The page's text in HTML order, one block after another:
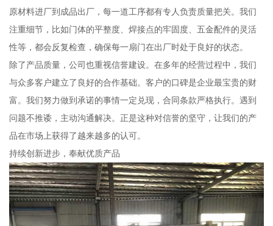
原材料进厂到成品出厂，每一道工序都有专人负责质量把关。我们
注重细节，比如门体的平整度、焊接点的牢固度、五金配件的灵活
性等，都会反复检查，确保每一扇门在出厂时处于良好的状态。
除了产品质量，公司也重视信誉建设。在多年的经营过程中，我们
与众多客户建立了良好的合作基础。客户的口碑是企业最宝贵的财
富。我们努力做到承诺的事情一定兑现，合同条款严格执行。遇到
问题不推诿，主动沟通解决。正是这种对信誉的坚守，让我们的产
品在市场上获得了越来越多的认可。
持续创新进步，奉献优质产品